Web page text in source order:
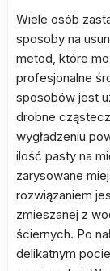
Wiele osób
sposoby na
metod, które
profesjonalne
sposobów jest
drobne
wygładzeniu
ilość pasty na
zarysowane
rozwiązaniem
zmieszanej z
ściernych. Po
delikatnym